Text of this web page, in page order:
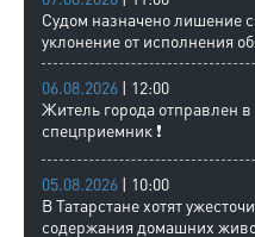
Судом назначено лишение
уклонение от исполнения
06.08.2026 | 12:00
Житель города отправлен в
спецприемник ❗
05.08.2026 | 10:00
В Татарстане хотят
содержания домашних